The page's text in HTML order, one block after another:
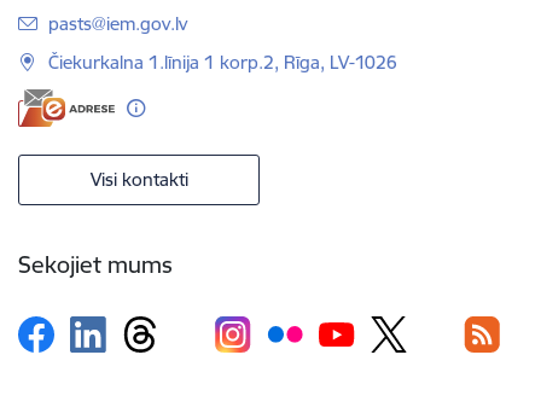
E-pasts:
pasts@iem.gov.lv
Čiekurkalna 1.līnija 1 korp.2, Rīga, LV-1026
Visi kontakti
Sekojiet mums